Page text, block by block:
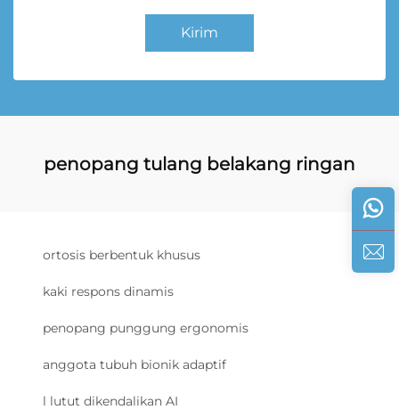
Kirim
penopang tulang belakang ringan
ortosis berbentuk khusus
kaki respons dinamis
penopang punggung ergonomis
anggota tubuh bionik adaptif
l lutut dikendalikan AI